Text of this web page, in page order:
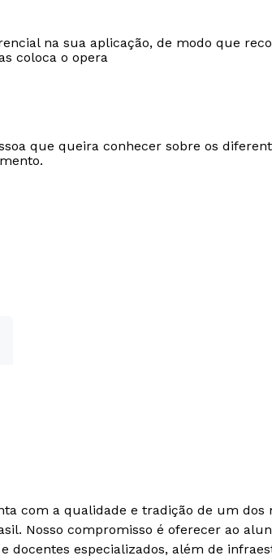
na sua aplicação, de modo que
coloca o opera
que queira conhecer sobre os
com a qualidade e tradição de um dos
Nosso compromisso é oferecer ao
docentes especializados, além de